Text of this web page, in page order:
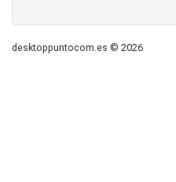
desktoppuntocom.es © 2026